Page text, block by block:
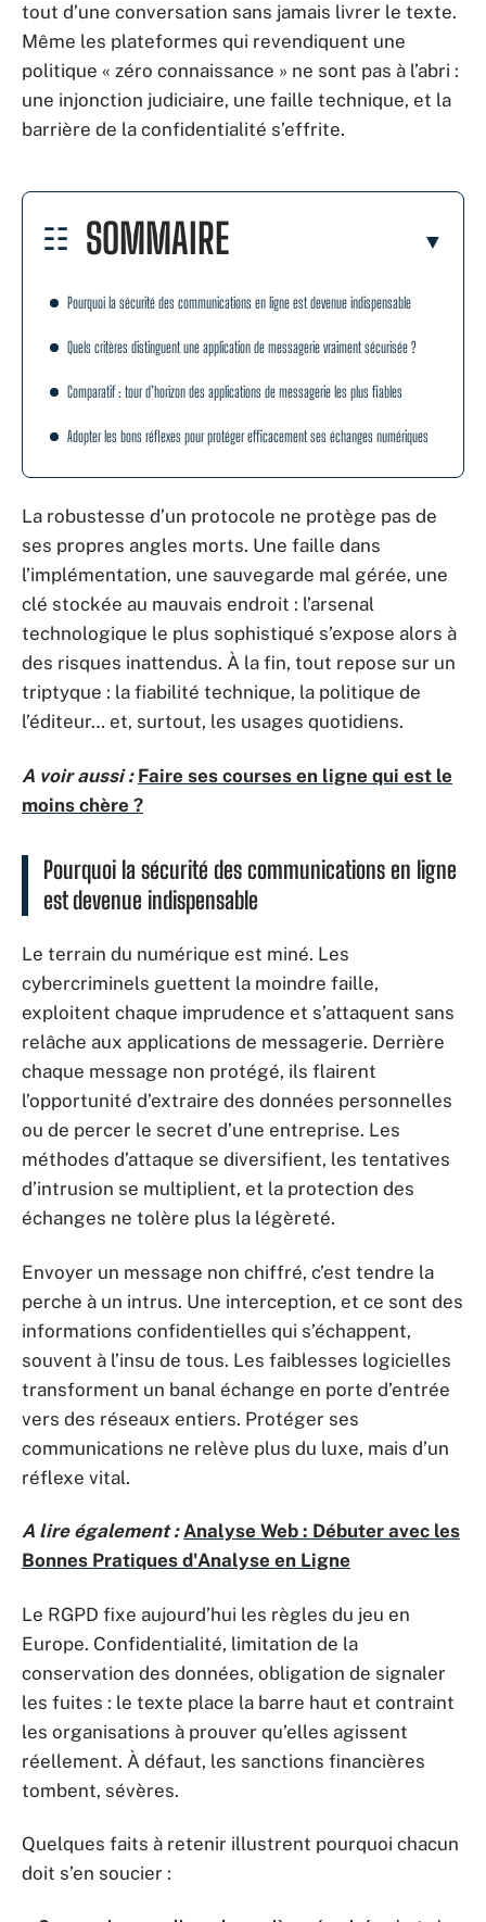
tout d’une conversation sans jamais livrer le texte.
Même les plateformes qui revendiquent une
politique « zéro connaissance » ne sont pas à l’abri :
une injonction judiciaire, une faille technique, et la
barrière de la confidentialité s’effrite.
SOMMAIRE
Pourquoi la sécurité des communications en ligne est devenue indispensable
Quels critères distinguent une application de messagerie vraiment sécurisée ?
Comparatif : tour d’horizon des applications de messagerie les plus fiables
Adopter les bons réflexes pour protéger efficacement ses échanges numériques
La robustesse d’un protocole ne protège pas de
ses propres angles morts. Une faille dans
l’implémentation, une sauvegarde mal gérée, une
clé stockée au mauvais endroit : l’arsenal
technologique le plus sophistiqué s’expose alors à
des risques inattendus. À la fin, tout repose sur un
triptyque : la fiabilité technique, la politique de
l’éditeur… et, surtout, les usages quotidiens.
A voir aussi : Faire ses courses en ligne qui est le
moins chère ?
Pourquoi la sécurité des communications en ligne
est devenue indispensable
Le terrain du numérique est miné. Les
cybercriminels guettent la moindre faille,
exploitent chaque imprudence et s’attaquent sans
relâche aux applications de messagerie. Derrière
chaque message non protégé, ils flairent
l’opportunité d’extraire des données personnelles
ou de percer le secret d’une entreprise. Les
méthodes d’attaque se diversifient, les tentatives
d’intrusion se multiplient, et la protection des
échanges ne tolère plus la légèreté.
Envoyer un message non chiffré, c’est tendre la
perche à un intrus. Une interception, et ce sont des
informations confidentielles qui s’échappent,
souvent à l’insu de tous. Les faiblesses logicielles
transforment un banal échange en porte d’entrée
vers des réseaux entiers. Protéger ses
communications ne relève plus du luxe, mais d’un
réflexe vital.
A lire également : Analyse Web : Débuter avec les
Bonnes Pratiques d'Analyse en Ligne
Le RGPD fixe aujourd’hui les règles du jeu en
Europe. Confidentialité, limitation de la
conservation des données, obligation de signaler
les fuites : le texte place la barre haut et contraint
les organisations à prouver qu’elles agissent
réellement. À défaut, les sanctions financières
tombent, sévères.
Quelques faits à retenir illustrent pourquoi chacun
doit s’en soucier :